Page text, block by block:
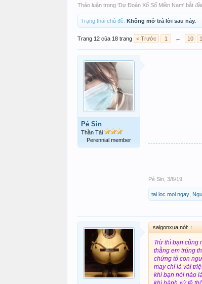
Thảo luận trong 'Dự Đoán Xổ Số Miền Nam' bắt
Trạng thái chủ đề: Không mở trả lời sau này.
Trang 12 của 18 trang < Trước 1 ← 10
Pé Sin
Thần Tài
Perennial member
Pé Sin 3/6/19
tai loc moi ngay
saigonxua nói: ↑
Trừ thì bạn cũng
thằng em trúng
chứng tỏ con
may chỉ là vài
khi bạn nói nào